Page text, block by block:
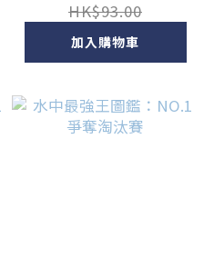
HK$93.00
加入購物車